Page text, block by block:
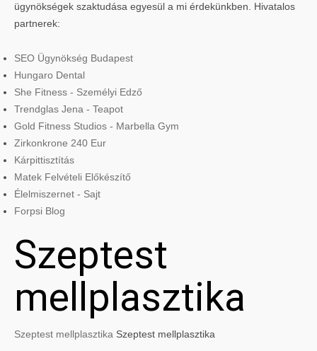
ügynökségek szaktudása egyesül a mi érdekünkben. Hivatalos
partnerek:
SEO Ügynökség Budapest
Hungaro Dental
She Fitness - Személyi Edző
Trendglas Jena - Teapot
Gold Fitness Studios - Marbella Gym
Zirkonkrone 240 Eur
Kárpittisztítás
Matek Felvételi Előkészítő
Élelmiszernet - Sajt
Forpsi Blog
Szeptest
mellplasztika
Szeptest mellplasztika Szeptest mellplasztika